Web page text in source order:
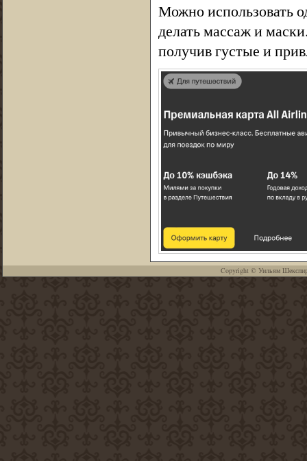
Можно использовать
делать массаж и
получив густые и
Copyright © Уильям